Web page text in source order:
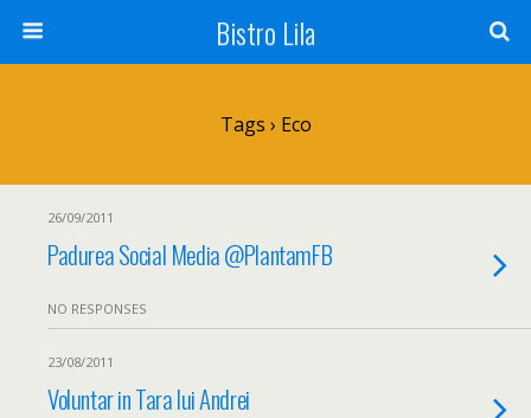
Bistro Lila
Tags › Eco
26/09/2011
Padurea Social Media @PlantamFB
NO RESPONSES
23/08/2011
Voluntar in Tara lui Andrei